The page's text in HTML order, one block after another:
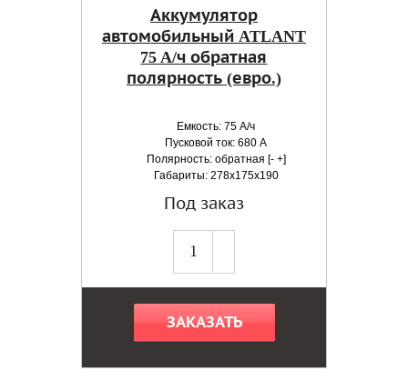
Аккумулятор
автомобильный ATLANT
75 A/ч обратная
полярность (евро.)
Емкость: 75 А/ч
Пусковой ток: 680 А
Полярность: обратная [- +]
Габариты: 278x175x190
Под заказ
ЗАКАЗАТЬ